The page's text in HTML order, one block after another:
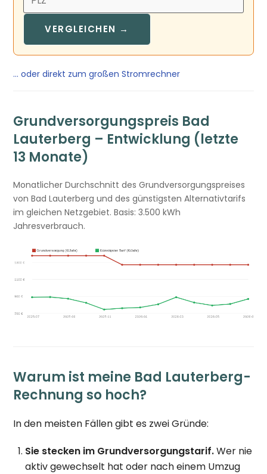
VERGLEICHEN →
… oder direkt zum großen Stromrechner
Grundversorgungspreis Bad
Lauterberg – Entwicklung (letzte
13 Monate)
Monatlicher Durchschnitt des Grundversorgungspreises
von Bad Lauterberg und des günstigsten Alternativtarifs
im gleichen Netzgebiet. Basis: 3.500 kWh
Jahresverbrauch.
Warum ist meine Bad Lauterberg-
Rechnung so hoch?
In den meisten Fällen gibt es zwei Gründe:
Sie stecken im Grundversorgungstarif.Wer nie
aktiv gewechselt hat oder nach einem Umzug